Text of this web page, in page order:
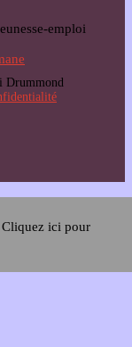
emploi
Drummond
Cliquez ici pour